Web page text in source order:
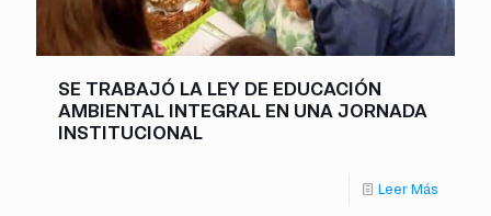
SE TRABAJÓ LA LEY DE EDUCACIÓN
AMBIENTAL INTEGRAL EN UNA JORNADA
INSTITUCIONAL
Leer Más